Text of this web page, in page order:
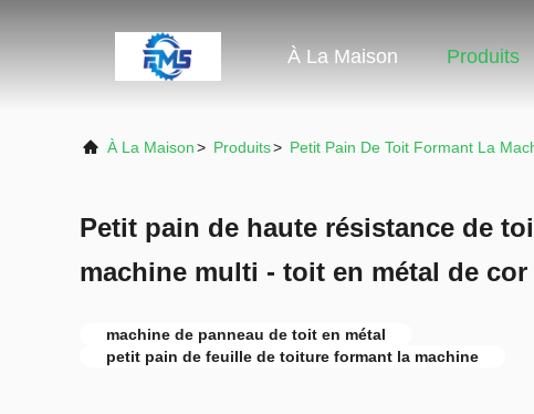
À La Maison Produits
À La Maison> Produits> Petit Pain De Toit Formant La
Petit pain de haute résistance de
machine multi - toit en métal de
machine de panneau de toit en métal
petit pain de feuille de toiture formant la machine